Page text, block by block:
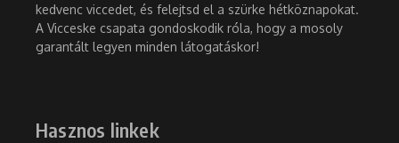
kedvenc viccedet, és felejtsd el a szürke hétköznapokat.
A Vicceske csapata gondoskodik róla, hogy a mosoly
garantált legyen minden látogatáskor!
Hasznos linkek